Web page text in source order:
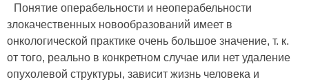
Понятие операбельности и неоперабельности
злокачественных новообразований имеет в
онкологической практике очень большое значение, т. к.
от того, реально в конкретном случае или нет удаление
опухолевой структуры, зависит жизнь человека и